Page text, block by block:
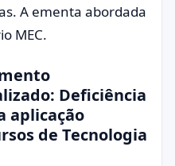
A ementa abordada
MEC.
Deficiência
aplicação
de Tecnologia